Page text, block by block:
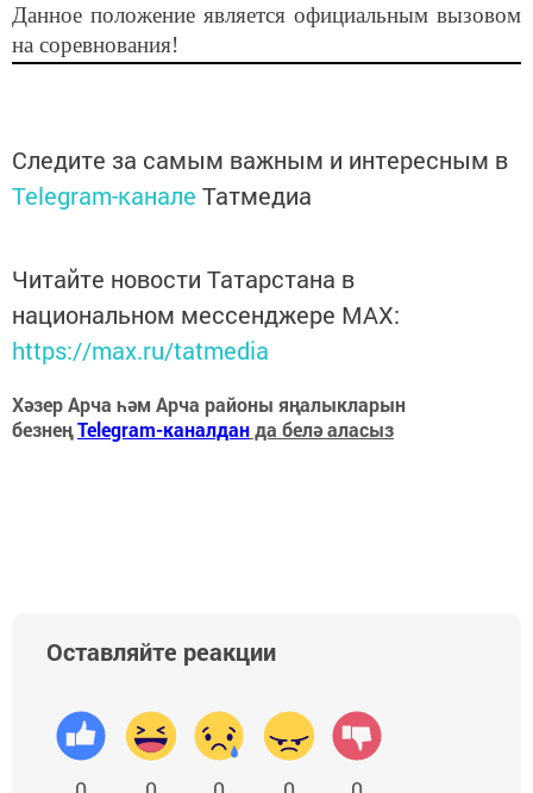
Данное положение является официальным вызовом
на соревнования!
Следите за самым важным и интересным в
Telegram-канале Татмедиа
Читайте новости Татарстана в
национальном мессенджере MАХ:
https://max.ru/tatmedia
Хәзер Арча һәм Арча районы яңалыкларын
безнеңTelegram-каналданда белә аласыз
Оставляйте реакции